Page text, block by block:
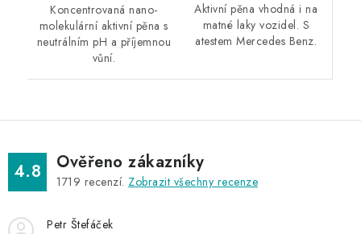
Koncentrovaná nano-
molekulární aktivní pěna s
neutrálním pH a příjemnou
vůní.
Aktivní pěna vhodná i na
matné laky vozidel. S
atestem Mercedes Benz.
4.8 Ověřeno zákazníky
1719 recenzí. Zobrazit všechny recenze
Petr Štefáček